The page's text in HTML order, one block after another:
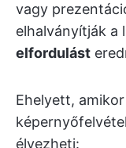
vagy
elhalványítják a
elfordulást
Ehelyett,
élvezheti: